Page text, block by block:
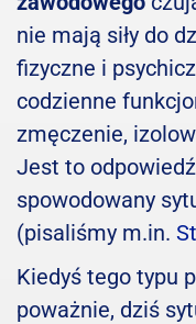
nie mają siły do
fizyczne i
codzienne
zmęczenie,
Jest to
spowodowany
(pisaliśmy m.in.
Kiedyś tego typu
poważnie, dziś